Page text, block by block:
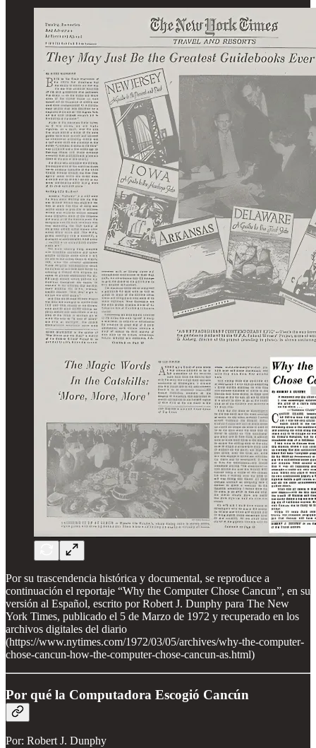
Por su trascendencia histórica y documental, se reproduce a
continuación el reportaje “Why the Computer Chose Cancun”, en su
versión al Español, escrito por Robert J. Dunphy para The New
York Times, publicado el 5 de Marzo de 1972 y recuperado en los
archivos digitales del diario
(https://www.nytimes.com/1972/03/05/archives/why-the-computer-
chose-cancun-how-the-computer-chose-cancun-as.html)
Por qué la Computadora Escogió Cancún
Por: Robert J. Dunphy